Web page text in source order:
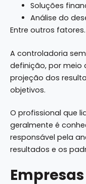
Soluções
Análise do
Entre outros fatores.
A controladoria
definição, por meio
projeção dos
objetivos.
O profissional que
geralmente é
responsável pela
resultados e os